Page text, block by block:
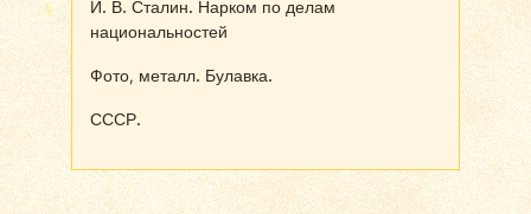
И. В. Сталин. Нарком по делам
национальностей
Фото, металл. Булавка.
СССР.